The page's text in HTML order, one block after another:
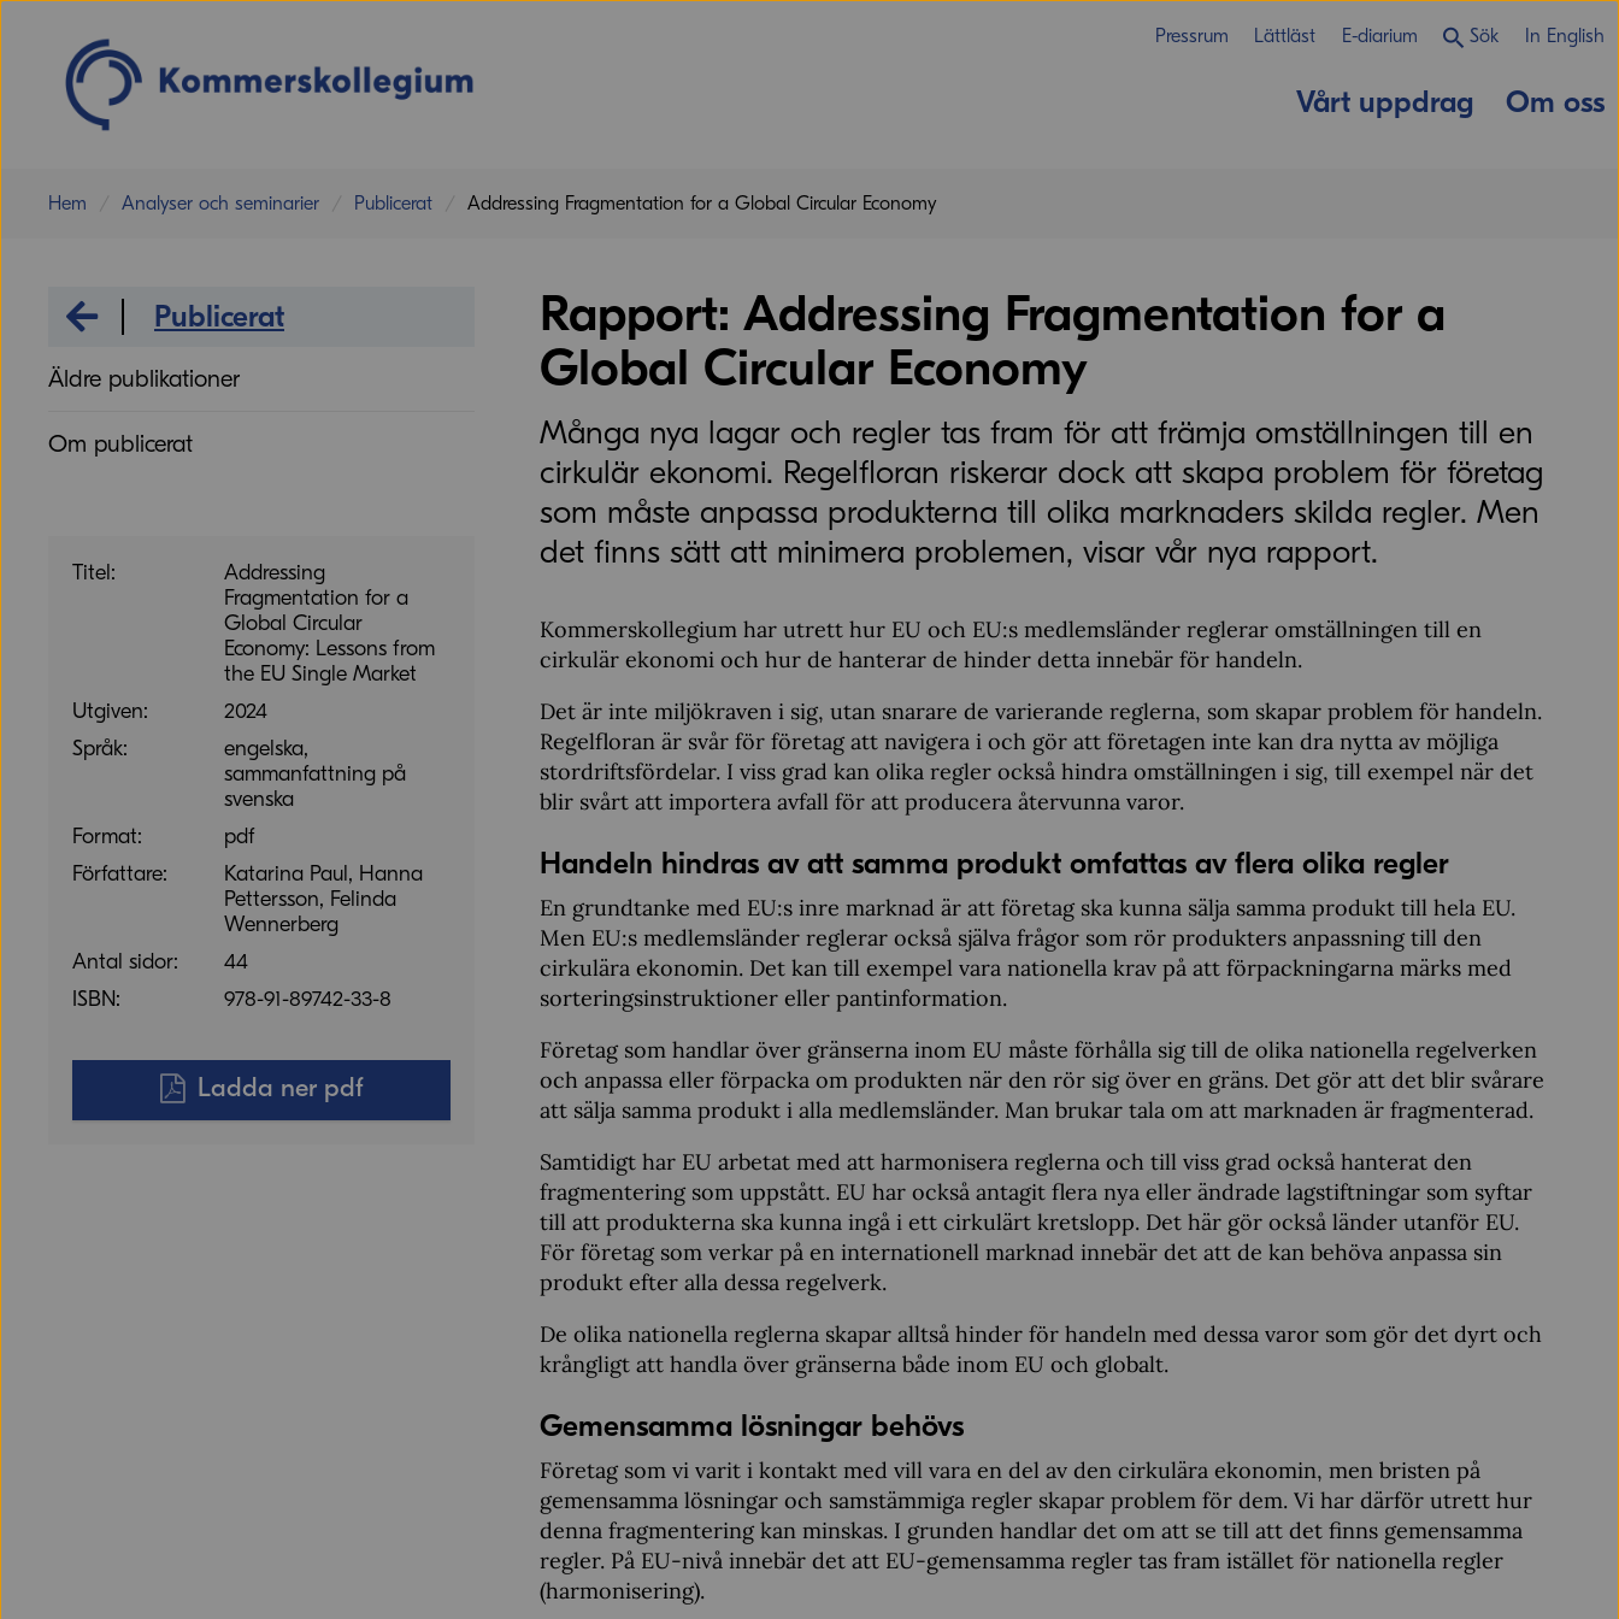
Pressrum Lättläst E-diarium Sök In English
Vårt uppdrag Om oss
Hem Analyser och seminarier Publicerat Addressing Fragmentation for a Global Circular Economy
Analyser och seminarier
Publicerat
Äldre publikationer
Om publicerat
Titel:
Addressing
Fragmentation for a
Global Circular
Economy: Lessons from
the EU Single Market
Utgiven:
2024
Språk:
engelska,
sammanfattning på
svenska
Format:
pdf
Författare:
Katarina Paul, Hanna
Pettersson, Felinda
Wennerberg
Antal sidor:
44
ISBN:
978-91-89742-33-8
Ladda ner pdf
Rapport: Addressing Fragmentation for a
Global Circular Economy
Många nya lagar och regler tas fram för att främja omställningen till en
cirkulär ekonomi. Regelfloran riskerar dock att skapa problem för företag
som måste anpassa produkterna till olika marknaders skilda regler. Men
det finns sätt att minimera problemen, visar vår nya rapport.
Kommerskollegium har utrett hur EU och EU:s medlemsländer reglerar omställningen till en
cirkulär ekonomi och hur de hanterar de hinder detta innebär för handeln.
Det är inte miljökraven i sig, utan snarare de varierande reglerna, som skapar problem för handeln.
Regelfloran är svår för företag att navigera i och gör att företagen inte kan dra nytta av möjliga
stordriftsfördelar. I viss grad kan olika regler också hindra omställningen i sig, till exempel när det
blir svårt att importera avfall för att producera återvunna varor.
Handeln hindras av att samma produkt omfattas av flera olika regler
En grundtanke med EU:s inre marknad är att företag ska kunna sälja samma produkt till hela EU.
Men EU:s medlemsländer reglerar också själva frågor som rör produkters anpassning till den
cirkulära ekonomin. Det kan till exempel vara nationella krav på att förpackningarna märks med
sorteringsinstruktioner eller pantinformation.
Företag som handlar över gränserna inom EU måste förhålla sig till de olika nationella regelverken
och anpassa eller förpacka om produkten när den rör sig över en gräns. Det gör att det blir svårare
att sälja samma produkt i alla medlemsländer. Man brukar tala om att marknaden är fragmenterad.
Samtidigt har EU arbetat med att harmonisera reglerna och till viss grad också hanterat den
fragmentering som uppstått. EU har också antagit flera nya eller ändrade lagstiftningar som syftar
till att produkterna ska kunna ingå i ett cirkulärt kretslopp. Det här gör också länder utanför EU.
För företag som verkar på en internationell marknad innebär det att de kan behöva anpassa sin
produkt efter alla dessa regelverk.
De olika nationella reglerna skapar alltså hinder för handeln med dessa varor som gör det dyrt och
krångligt att handla över gränserna både inom EU och globalt.
Gemensamma lösningar behövs
Företag som vi varit i kontakt med vill vara en del av den cirkulära ekonomin, men bristen på
gemensamma lösningar och samstämmiga regler skapar problem för dem. Vi har därför utrett hur
denna fragmentering kan minskas. I grunden handlar det om att se till att det finns gemensamma
regler. På EU-nivå innebär det att EU-gemensamma regler tas fram istället för nationella regler
(harmonisering).